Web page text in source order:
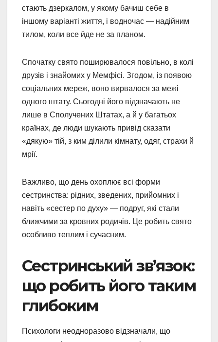
стають дзеркалом, у якому бачиш себе в
іншому варіанті життя, і водночас — надійним
тилом, коли все йде не за планом.
Спочатку свято поширювалося повільно, в колі
друзів і знайомих у Мемфісі. Згодом, із появою
соціальних мереж, воно вирвалося за межі
одного штату. Сьогодні його відзначають не
лише в Сполучених Штатах, а й у багатьох
країнах, де люди шукають привід сказати
«дякую» тій, з ким ділили кімнату, одяг, страхи й
мрії.
Важливо, що день охоплює всі форми
сестринства: рідних, зведених, прийомних і
навіть «сестер по духу» — подруг, які стали
ближчими за кровних родичів. Це робить свято
особливо теплим і сучасним.
Сестринський зв’язок:
що робить його таким
глибоким
Психологи неодноразово відзначали, що